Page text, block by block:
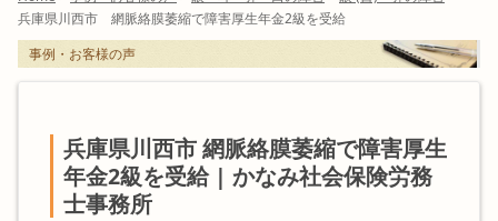
兵庫県川西市 網脈絡膜萎縮で障害厚生年金2級を受給
事例・お客様の声
兵庫県川西市 網脈絡膜萎縮で障害厚生
年金2級を受給 | かなみ社会保険労務
士事務所